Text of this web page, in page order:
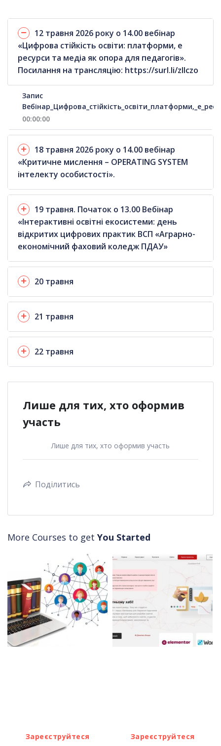
12 травня 2026 року о 14.00 вебінар
«Цифрова стійкість освіти: платформи, е
ресурси та медіа як опора для педагогів».
Посилання на трансляцію: https://surl.li/zllczo
Запис
00:00:00
18 травня 2026 року о 14.00 вебінар
«Критичне мислення – OPERATING SYSTEM
інтелекту особистості».
19 травня. Початок о 13.00 Вебінар
«Інтерактивні освітні екосистеми: день
відкритих цифрових практик ВСП «Аграрно-
економічний фаховий коледж ПДАУ»
20 травня
21 травня
22 травня
Лише для тих, хто оформив
участь
Лише для тих, хто оформив участь
Поділитись
More Courses to get You Started
Зареєструйтеся
Зареєструйтеся